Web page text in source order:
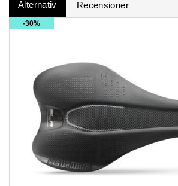
Alternativ Recensioner
30%